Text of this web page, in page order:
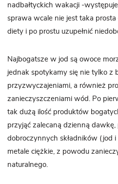
nadbałtyckich wakacji -
sprawa wcale nie jest taka
diety i po prostu uzupełnić
Najbogatsze w jod są owoce
jednak spotykamy się nie tylko z
przyzwyczajeniami, a również
zanieczyszczeniami wód. Po
tak dużą ilość produktów
przyjąć zalecaną dzienną dawkę,
dobroczynnych składników (jod
metale ciężkie, z powodu
naturalnego.